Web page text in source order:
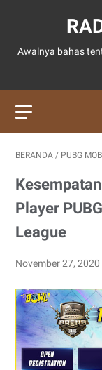
Awalnya bahas
BERANDA / PUBG
Player
League
November 27, 2020